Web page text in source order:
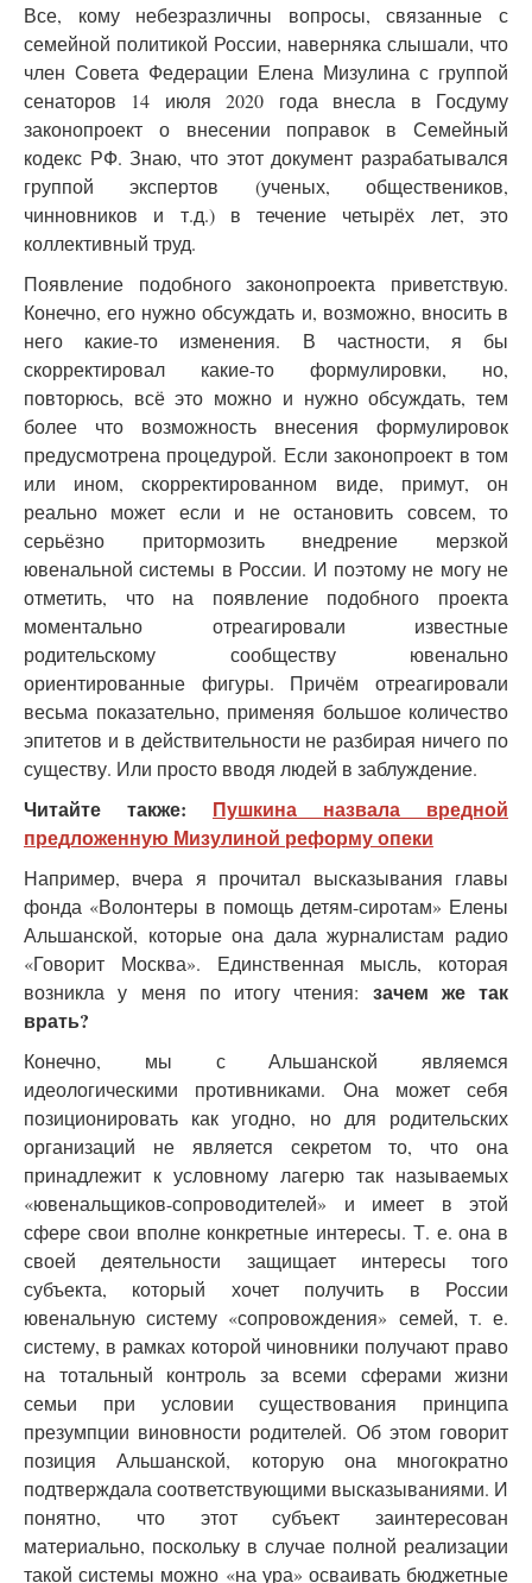
Все, кому небезразличны вопросы, связанные с
семейной политикой России, наверняка слышали, что
член Совета Федерации Елена Мизулина с группой
сенаторов 14 июля 2020 года внесла в Госдуму
законопроект о внесении поправок в Семейный
кодекс РФ. Знаю, что этот документ разрабатывался
группой экспертов (ученых, обществеников,
чинновников и т.д.) в течение четырёх лет, это
коллективный труд.
Появление подобного законопроекта приветствую.
Конечно, его нужно обсуждать и, возможно, вносить в
него какие-то изменения. В частности, я бы
скорректировал какие-то формулировки, но,
повторюсь, всё это можно и нужно обсуждать, тем
более что возможность внесения формулировок
предусмотрена процедурой. Если законопроект в том
или ином, скорректированном виде, примут, он
реально может если и не остановить совсем, то
серьёзно притормозить внедрение мерзкой
ювенальной системы в России. И поэтому не могу не
отметить, что на появление подобного проекта
моментально отреагировали известные
родительскому сообществу ювенально
ориентированные фигуры. Причём отреагировали
весьма показательно, применяя большое количество
эпитетов и в действительности не разбирая ничего по
существу. Или просто вводя людей в заблуждение.
Читайте также: Пушкина назвала вредной
предложенную Мизулиной реформу опеки
Например, вчера я прочитал высказывания главы
фонда «Волонтеры в помощь детям-сиротам» Елены
Альшанской, которые она дала журналистам радио
«Говорит Москва». Единственная мысль, которая
возникла у меня по итогу чтения:
зачем же так
врать?
Конечно, мы с Альшанской являемся
идеологическими противниками. Она может себя
позиционировать как угодно, но для родительских
организаций не является секретом то, что она
принадлежит к условному лагерю так называемых
«ювенальщиков-сопроводителей» и имеет в этой
сфере свои вполне конкретные интересы. Т. е. она в
своей деятельности защищает интересы того
субъекта, который хочет получить в России
ювенальную систему «сопровождения» семей, т. е.
систему, в рамках которой чиновники получают право
на тотальный контроль за всеми сферами жизни
семьи при условии существования принципа
презумпции виновности родителей. Об этом говорит
позиция Альшанской, которую она многократно
подтверждала соответствующими высказываниями. И
понятно, что этот субъект заинтересован
материально, поскольку в случае полной реализации
такой системы можно «на ура» осваивать бюджетные